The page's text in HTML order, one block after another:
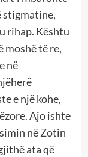
stigmatine,
rihap. Kështu
moshë të re,
në
e një kohe,
Ajo ishte
në Zotin
ata që